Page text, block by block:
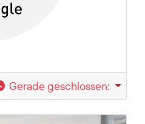
Gerade geschlossen: